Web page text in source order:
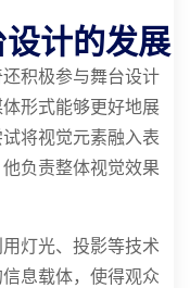
计的发展
积极参与舞台设计
形式能够更好地展
将视觉元素融入表
负责整体视觉效果
灯光、投影等技术
息载体，使得观众